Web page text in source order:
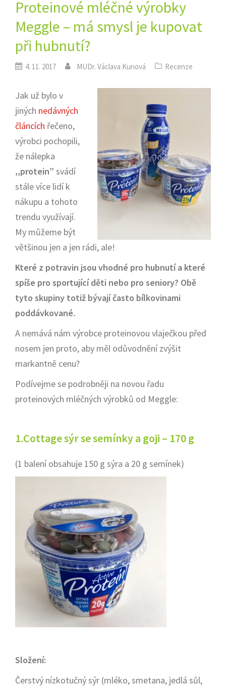
Proteinové mléčné výrobky
Meggle – má smysl je kupovat
při hubnutí?
4. 11. 2017 MUDr. Václava Kunová Recenze
Jak už bylo v
jiných nedávných
článcích řečeno,
výrobci pochopili,
že nálepka
,,protein” svádí
stále více lidí k
nákupu a tohoto
trendu využívají.
My můžeme být
většinou jen a jen rádi, ale!
Které z potravin jsou vhodné pro hubnutí a které
spíše pro sportující děti nebo pro seniory? Obě
tyto skupiny totiž bývají často bílkovinami
poddávkované.
A nemává nám výrobce proteinovou vlaječkou před
nosem jen proto, aby měl odůvodnění zvýšit
markantně cenu?
Podívejme se podrobněji na novou řadu
proteinových mléčných výrobků od Meggle:
1.Cottage sýr se semínky a goji – 170 g
(1 balení obsahuje 150 g sýra a 20 g semínek)
Složení:
Čerstvý nízkotučný sýr (mléko, smetana, jedlá sůl,